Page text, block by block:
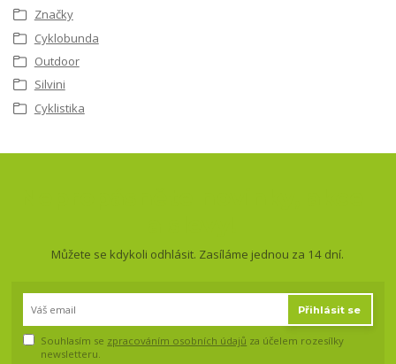
Značky
Cyklobunda
Outdoor
Silvini
Cyklistika
Můžete se kdykoli odhlásit. Zasíláme jednou za 14 dní.
Přihlásit se
Souhlasím se zpracováním osobních údajů za účelem rozesílky
newsletteru.